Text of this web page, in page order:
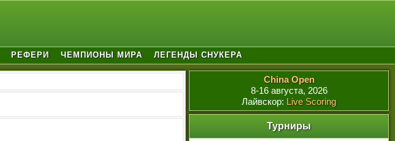
РЕФЕРИ ЧЕМПИОНЫ МИРА ЛЕГЕНДЫ СНУКЕРА
China Open
8-16 августа, 2026
Лайвскор: Live Scoring
Турниры